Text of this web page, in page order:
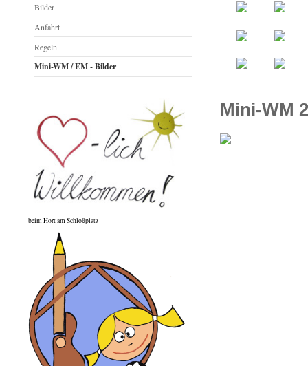
Bilder
Anfahrt
Regeln
Mini-WM / EM - Bilder
beim Hort am Schloßplatz
Mini-WM